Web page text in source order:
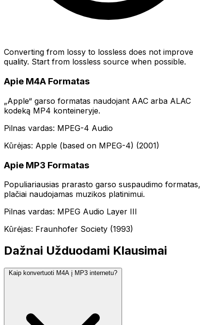
Converting from lossy to lossless does not improve
quality. Start from lossless source when possible.
Apie M4A Formatas
„Apple“ garso formatas naudojant AAC arba ALAC
kodeką MP4 konteineryje.
Pilnas vardas: MPEG-4 Audio
Kūrėjas: Apple (based on MPEG-4) (2001)
Apie MP3 Formatas
Populiariausias prarasto garso suspaudimo formatas,
plačiai naudojamas muzikos platinimui.
Pilnas vardas: MPEG Audio Layer III
Kūrėjas: Fraunhofer Society (1993)
Dažnai Užduodami Klausimai
Kaip konvertuoti M4A į MP3 internetu?